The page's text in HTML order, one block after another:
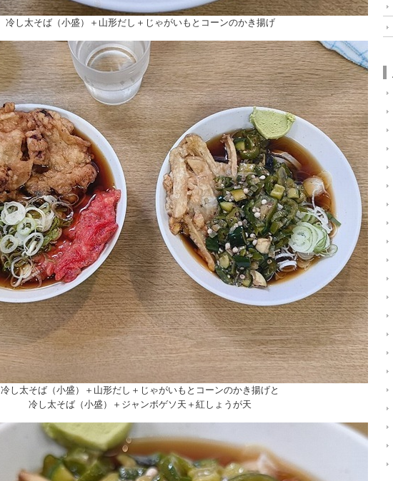
冷し太そば（小盛）＋山形だし＋じゃがいもとコーンのかき揚げ
冷し太そば（小盛）＋山形だし＋じゃがいもとコーンのかき揚げと
冷し太そば（小盛）＋ジャンボゲソ天＋紅しょうが天